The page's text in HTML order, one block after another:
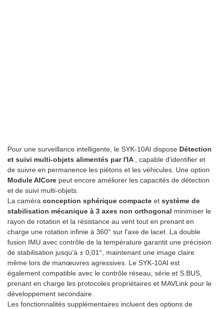
Pour une surveillance intelligente, le SYK-10AI dispose Détection
et suivi multi-objets alimentés par l'IA , capable d'identifier et
de suivre en permanence les piétons et les véhicules. Une option
Module AICore peut encore améliorer les capacités de détection
et de suivi multi-objets.
La caméra conception sphérique compacte et système de
stabilisation mécanique à 3 axes non orthogonal minimiser le
rayon de rotation et la résistance au vent tout en prenant en
charge une rotation infinie à 360° sur l'axe de lacet. La double
fusion IMU avec contrôle de la température garantit une précision
de stabilisation jusqu'à ± 0,01°, maintenant une image claire
même lors de manœuvres agressives. Le SYK-10AI est
également compatible avec le contrôle réseau, série et S.BUS,
prenant en charge les protocoles propriétaires et MAVLink pour le
développement secondaire.
Les fonctionnalités supplémentaires incluent des options de